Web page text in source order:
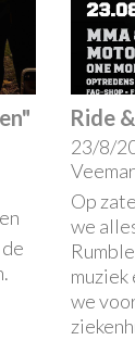
Ride
23/8/
Op
we
muziek
we